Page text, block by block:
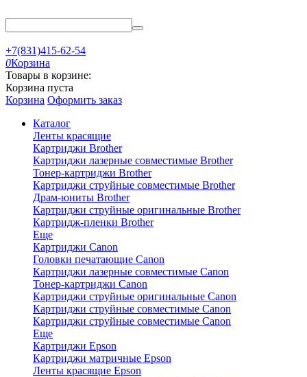
+7(831)415-62-54
0Корзина
Товары в корзине:
Корзина пуста
Корзина Оформить заказ
Каталог
Ленты красящие
Картриджи Brother
Картриджи лазерные совместимые Brother
Тонер-картриджи Brother
Картриджи струйные совместимые Brother
Драм-юниты Brother
Картриджи струйные оригинальные Brother
Картридж-пленки Brother
Еще
Картриджи Canon
Головки печатающие Canon
Картриджи лазерные совместимые Canon
Тонер-картриджи Canon
Картриджи струйные оригинальные Canon
Картриджи струйные совместимые Canon
Картриджи струйные совместимые Canon
Еще
Картриджи Epson
Картриджи матричные Epson
Ленты красящие Epson